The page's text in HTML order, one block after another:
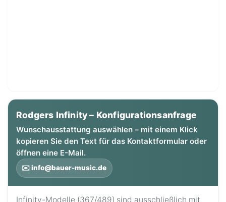
Rodgers Infinity – Konfigurationsanfrage
Wunschausstattung auswählen – mit einem Klick
kopieren Sie den Text für das Kontaktformular oder
öffnen eine E-Mail.
✉️ info@bauer-music.de
Infinity-Modelle (367/489) sind ausschließlich mit